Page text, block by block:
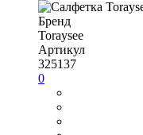
Бренд
Toraysee
Артикул
325137
0